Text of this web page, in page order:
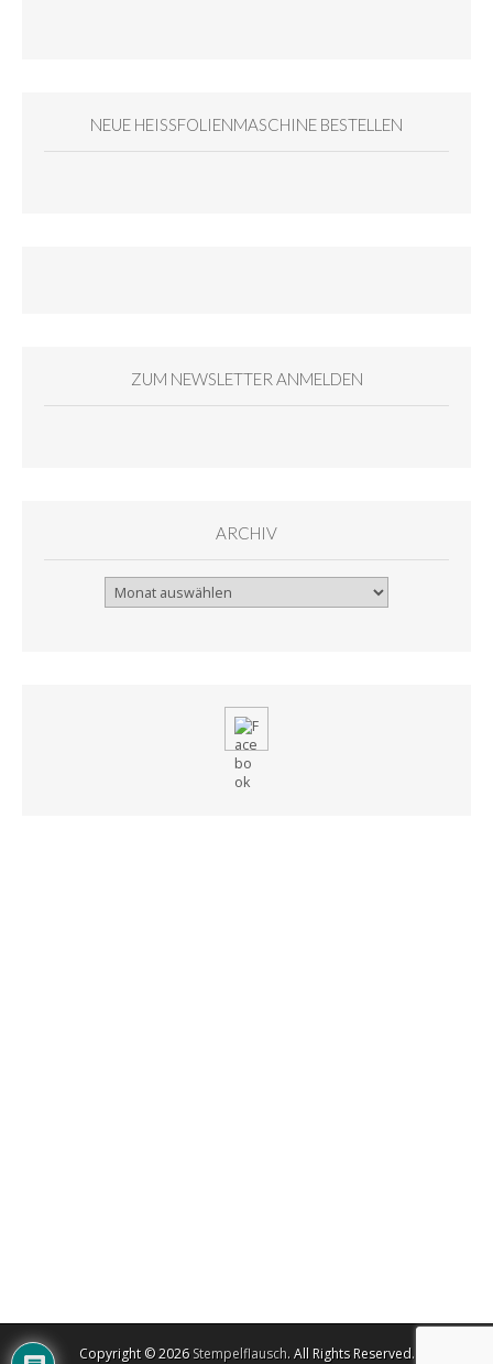
NEUE HEISSFOLIENMASCHINE BESTELLEN
ZUM NEWSLETTER ANMELDEN
ARCHIV
Archiv
Copyright © 2026Stempelflausch. All Rights Reserved.